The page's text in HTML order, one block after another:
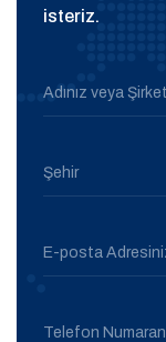
isteriz.
Adınız veya
Şehir
E-posta
Telefon